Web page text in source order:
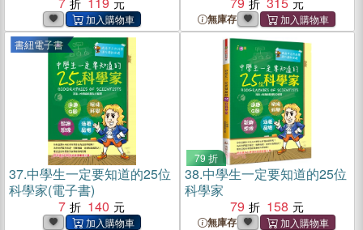
無庫存
書紐電子書
37.中學生一定要知道的25位
科學家(電子書)
7
140
79 折
38.中學生一定要知道的25位
科學家
79
158
無庫存